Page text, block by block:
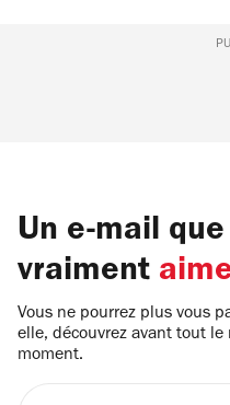
Un e-mail
vraiment
Vous ne pourrez plus vous
elle, découvrez avant tout
moment.